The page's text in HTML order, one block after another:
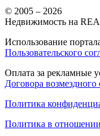
© 2005 – 2026
Недвижимость на
Использование
Пользовательского
Оплата за рекламные
Договора
Политика
Политика в